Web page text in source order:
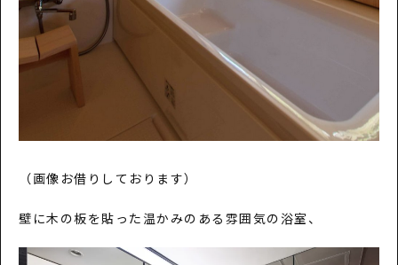
（画像お借りしております）
壁に木の板を貼った温かみのある雰囲気の浴室、